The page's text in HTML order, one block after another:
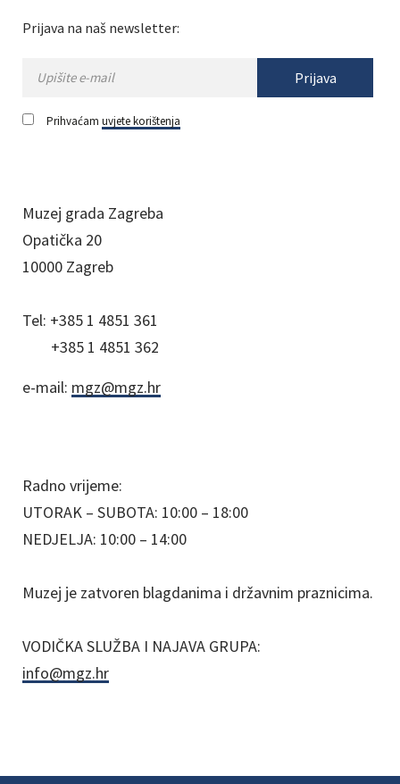
Prijava na naš newsletter:
Prijava
Prihvaćam uvjete korištenja
Muzej grada Zagreba
Opatička 20
10000 Zagreb
Tel: +385 1 4851 361
+385 1 4851 362
e-mail: mgz@mgz.hr
Radno vrijeme:
UTORAK – SUBOTA: 10:00 – 18:00
NEDJELJA: 10:00 – 14:00
Muzej je zatvoren blagdanima i državnim praznicima.
VODIČKA SLUŽBA I NAJAVA GRUPA:
info@mgz.hr